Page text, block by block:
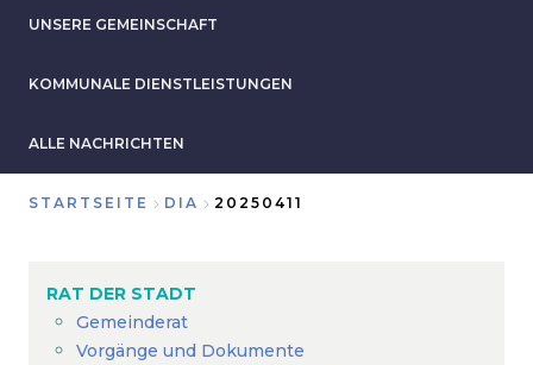
UNSERE GEMEINSCHAFT
KOMMUNALE DIENSTLEISTUNGEN
ALLE NACHRICHTEN
STARTSEITE DIA 20250411
RAT DER STADT
Gemeinderat
Vorgänge und Dokumente